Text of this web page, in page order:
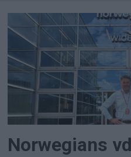
Norwegians